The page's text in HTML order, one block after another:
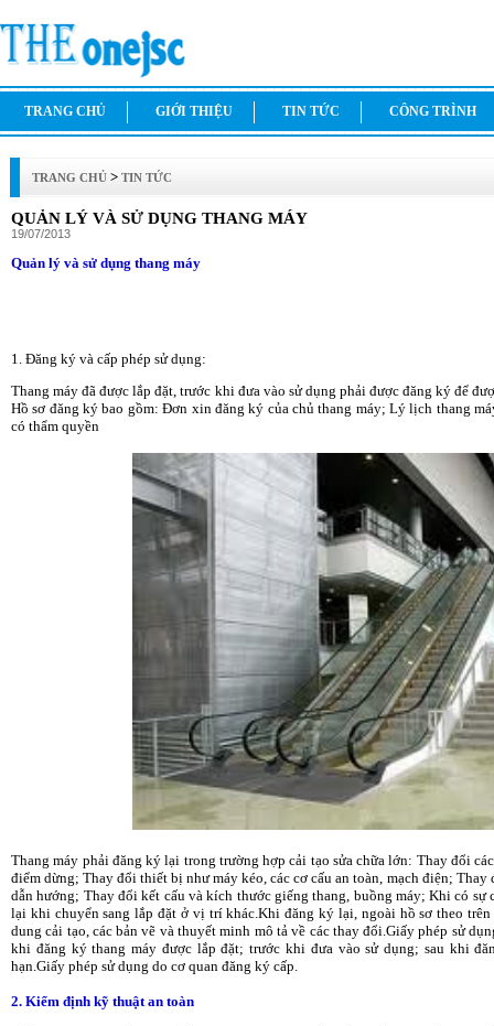
TRANG CHỦ GIỚI THIỆU TIN TỨC CÔNG TRÌNH
TRANG CHỦ > TIN TỨC
QUẢN LÝ VÀ SỬ DỤNG THANG MÁY
19/07/2013
Quản lý và sử dụng thang máy
1. Đăng ký và cấp phép sử dụng:
Thang máy đã được lắp đặt, trước khi đưa vào sử dụng phải được đăng ký để
Hồ sơ đăng ký bao gồm: Đơn xin đăng ký của chủ thang máy; Lý lịch thang
có thẩm quyền
Thang máy phải đăng ký lại trong trường hợp cải tạo sửa chữa lớn: Thay đổi
điểm dừng; Thay đổi thiết bị như máy kéo, các cơ cấu an toàn, mạch điện;
dẫn hướng; Thay đổi kết cấu và kích thước giếng thang, buồng máy; Khi có
lại khi chuyển sang lắp đặt ở vị trí khác.Khi đăng ký lại, ngoài hồ sơ theo
dung cải tạo, các bản vẽ và thuyết minh mô tả về các thay đổi.Giấy phép sử
khi đăng ký thang máy được lắp đặt; trước khi đưa vào sử dụng; sau khi
hạn.Giấy phép sử dụng do cơ quan đăng ký cấp.
2. Kiểm định kỹ thuật an toàn